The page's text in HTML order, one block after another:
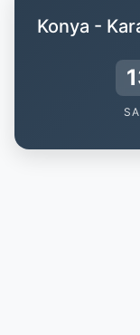
Konya -